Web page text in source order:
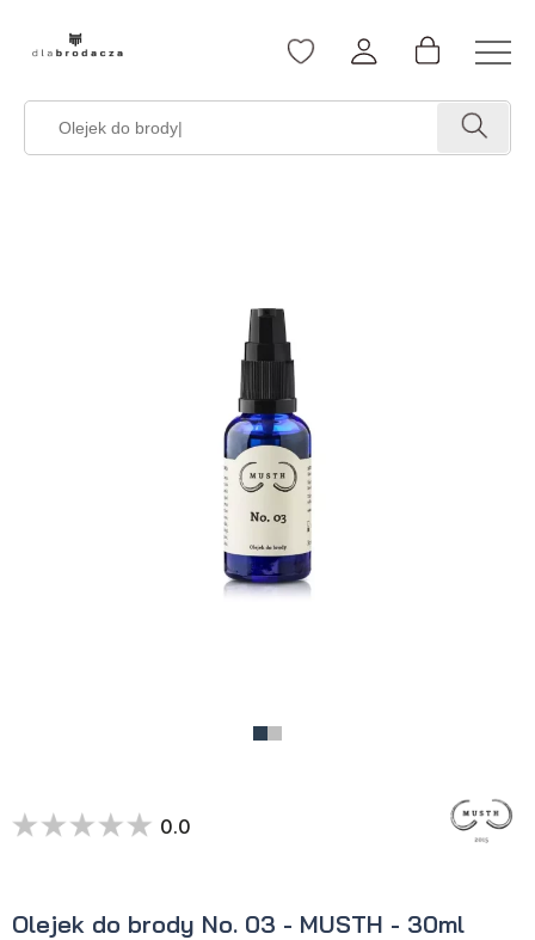
Olejek do brody No. 03 - MUSTH - 30ml
0.0